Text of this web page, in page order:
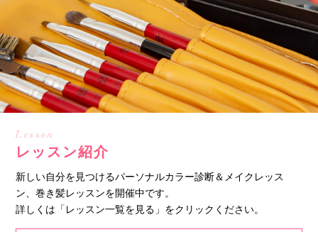
Lesson
レッスン紹介
新しい自分を見つけるパーソナルカラー診断＆メイクレッス
ン、巻き髪レッスンを開催中です。
詳しくは「レッスン一覧を見る」をクリックください。